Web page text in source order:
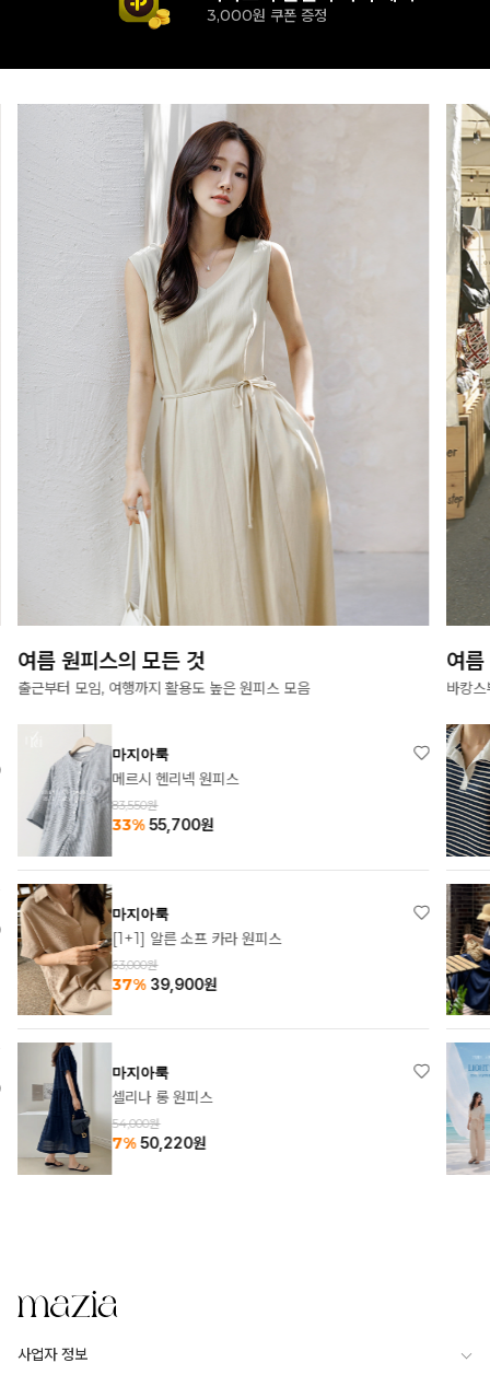
15% 즉시할인
여름 원피스의 모든 것
출근부터 모임, 여행까지 활용도 높은 원피스 모음
마지아룩
메르시 헨리넥 원피스
83,550원
33% 55,700원
마지아룩
[1+1] 알른 소프 카라 원피스
63,000원
37% 39,900원
마지아룩
셀리나 롱 원피스
54,000원
7% 50,220원
여
바캉
사업자 정보